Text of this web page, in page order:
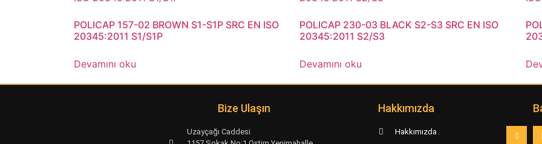
POLICAP 157-02 BROWN S1-S1P SRC EN ISO
20345:2011 S1/S1P
Devamını oku
POLICAP 230-03 BLACK S2-S3 SRC EN ISO
20345:2011 S2/S3
Devamını oku
Bize Ulaşın
Uzayçağı Caddesi
Hakkımızda
Hakkımızda